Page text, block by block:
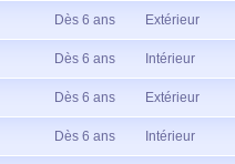
Dès 6 ans Extérieur
Dès 6 ans Intérieur
Dès 6 ans Extérieur
Dès 6 ans Intérieur